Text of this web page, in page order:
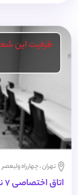
ظرفیت این
تهران ، چهارراه ولیعصر
اتاق اختصاصی 7 نفره - روزانه